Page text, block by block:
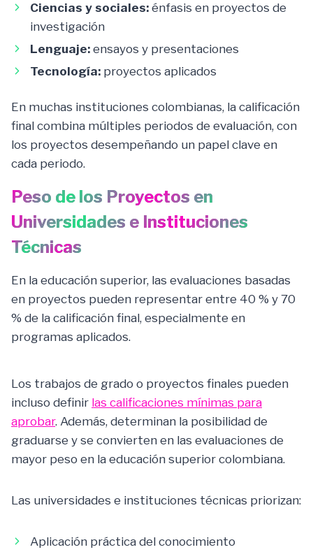
Ciencias y sociales: énfasis en proyectos de
investigación
Lenguaje: ensayos y presentaciones
Tecnología: proyectos aplicados
En muchas instituciones colombianas, la calificación
final combina múltiples periodos de evaluación, con
los proyectos desempeñando un papel clave en
cada periodo.
Peso de los Proyectos en
Universidades e Instituciones
Técnicas
En la educación superior, las evaluaciones basadas
en proyectos pueden representar entre 40 % y 70
% de la calificación final, especialmente en
programas aplicados.
Los trabajos de grado o proyectos finales pueden
incluso definir las calificaciones mínimas para
aprobar. Además, determinan la posibilidad de
graduarse y se convierten en las evaluaciones de
mayor peso en la educación superior colombiana.
Las universidades e instituciones técnicas priorizan:
Aplicación práctica del conocimiento